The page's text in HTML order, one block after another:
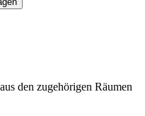
den zugehörigen Räumen